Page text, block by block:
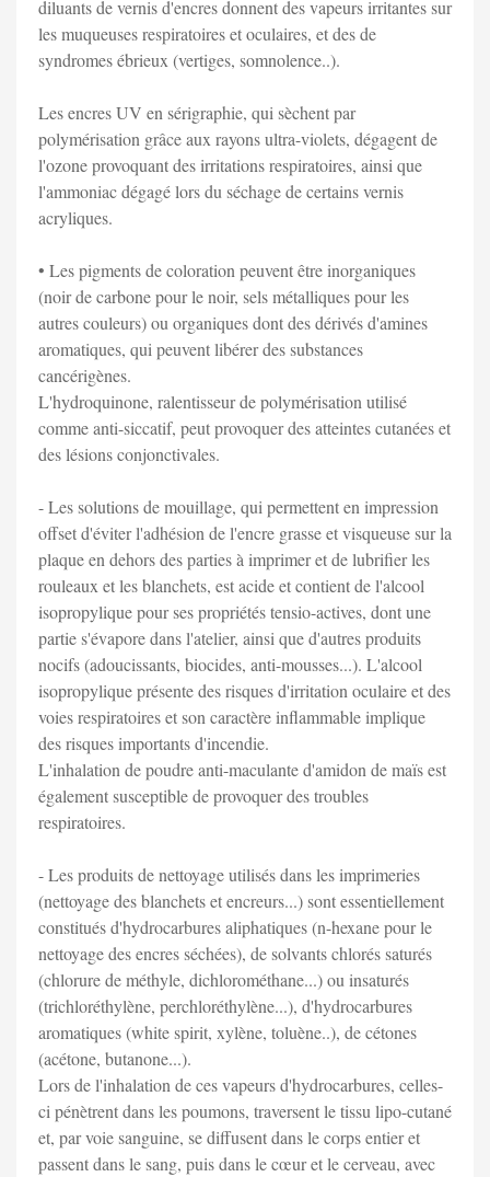
diluants de vernis d'encres donnent des vapeurs irritantes sur
les muqueuses respiratoires et oculaires, et des de
syndromes ébrieux (vertiges, somnolence..).
Les encres UV en sérigraphie, qui sèchent par
polymérisation grâce aux rayons ultra-violets, dégagent de
l'ozone provoquant des irritations respiratoires, ainsi que
l'ammoniac dégagé lors du séchage de certains vernis
acryliques.
• Les pigments de coloration peuvent être inorganiques
(noir de carbone pour le noir, sels métalliques pour les
autres couleurs) ou organiques dont des dérivés d'amines
aromatiques, qui peuvent libérer des substances
cancérigènes.
L'hydroquinone, ralentisseur de polymérisation utilisé
comme anti-siccatif, peut provoquer des atteintes cutanées et
des lésions conjonctivales.
- Les solutions de mouillage, qui permettent en impression
offset d'éviter l'adhésion de l'encre grasse et visqueuse sur la
plaque en dehors des parties à imprimer et de lubrifier les
rouleaux et les blanchets, est acide et contient de l'alcool
isopropylique pour ses propriétés tensio-actives, dont une
partie s'évapore dans l'atelier, ainsi que d'autres produits
nocifs (adoucissants, biocides, anti-mousses...). L'alcool
isopropylique présente des risques d'irritation oculaire et des
voies respiratoires et son caractère inflammable implique
des risques importants d'incendie.
L'inhalation de poudre anti-maculante d'amidon de maïs est
également susceptible de provoquer des troubles
respiratoires.
- Les produits de nettoyage utilisés dans les imprimeries
(nettoyage des blanchets et encreurs...) sont essentiellement
constitués d'hydrocarbures aliphatiques (n-hexane pour le
nettoyage des encres séchées), de solvants chlorés saturés
(chlorure de méthyle, dichlorométhane...) ou insaturés
(trichloréthylène, perchloréthylène...), d'hydrocarbures
aromatiques (white spirit, xylène, toluène..), de cétones
(acétone, butanone...).
Lors de l'inhalation de ces vapeurs d'hydrocarbures, celles-
ci pénètrent dans les poumons, traversent le tissu lipo-cutané
et, par voie sanguine, se diffusent dans le corps entier et
passent dans le sang, puis dans le cœur et le cerveau, avec